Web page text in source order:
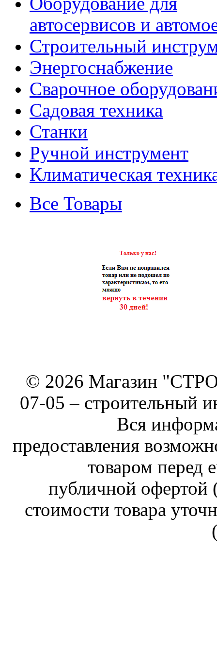
автосервисов и
Строительный
Энергоснабжение
Сварочное
Садовая техника
Станки
Ручной инструмент
Климатическая
Все Товары
© 2026 Магазин
07-05 – строительный
Вся
предоставления
товаром перед
публичной
стоимости товара